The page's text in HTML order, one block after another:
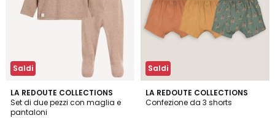
Saldi
LA REDOUTE COLLECTIONS
Set di due pezzi con maglia e
pantaloni
Saldi
LA REDOUTE COLLECTIONS
Confezione da 3 shorts
4,6
/ 5